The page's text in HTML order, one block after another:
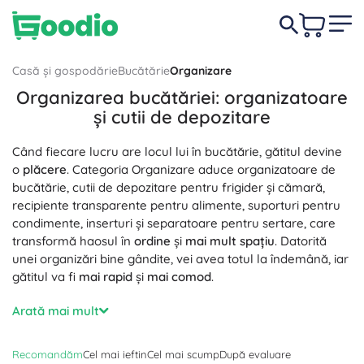
Casă și gospodărieBucătărieOrganizare
Organizarea bucătăriei: organizatoare
și cutii de depozitare
Când fiecare lucru are locul lui în bucătărie, gătitul devine
o plăcere. Categoria Organizare aduce organizatoare de
bucătărie, cutii de depozitare pentru frigider și cămară,
recipiente transparente pentru alimente, suporturi pentru
condimente, inserturi și separatoare pentru sertare, care
transformă haosul în ordine și mai mult spațiu. Datorită
unei organizări bine gândite, vei avea totul la îndemână, iar
gătitul va fi mai rapid și mai comod.
Organizatoarele de bucătărie din bambus, inox, sticlă și
plastic de calitate
transparente cu capacermeticpăstrează alimentele
Arată mai mult
RecomandămCel mai ieftinCel mai scumpDupă evaluare